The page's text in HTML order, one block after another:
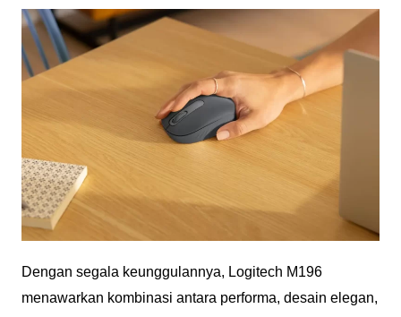
Dengan segala keunggulannya, Logitech M196
menawarkan kombinasi antara performa, desain elegan,